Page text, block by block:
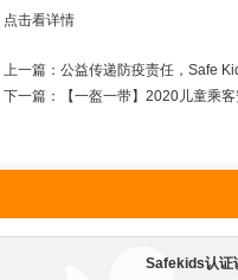
点击看详情
上一篇： 公益传递防疫责任，Safe
下一篇：
【一盔一带】2020儿童乘
Safekids认证